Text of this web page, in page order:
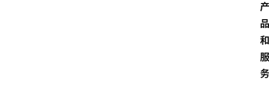
产
品
和
服
务